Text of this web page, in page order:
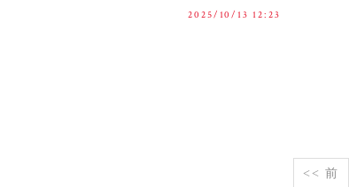
2025/10/13 12:23
<< 前